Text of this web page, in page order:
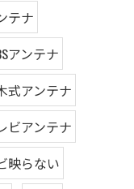
テナ
アンテナ
式アンテナ
ビアンテナ
映らない